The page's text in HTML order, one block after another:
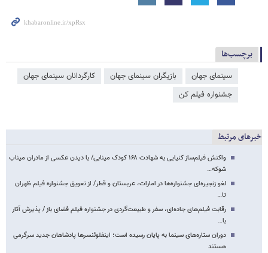
برچسب‌ها
سینمای جهان بازیگران سینمای جهان
کارگردانان سینمای جهان
جشنواره فیلم کن
خبرهای مرتبط
واکنش فیلم‌ساز کنیایی به شهادت ۱۶۸ کودک مینابی/ با دیدن عکسی از مادران میناب
شوکه…
لغو زنجیره‌ای جشنواره‌ها در امارات، عربستان و قطر/ از تعویق جشنواره فیلم ظهران
تا…
رقابت فیلم‌های جاده‌ای، سفر و طبیعت‌گردی در جشنواره فیلم فضای باز / پذیرش آثار
با…
دوران ستاره‌های سینما به پایان رسیده است؛ اینفلوئنسرها پادشاهان جدید سرگرمی
هستند